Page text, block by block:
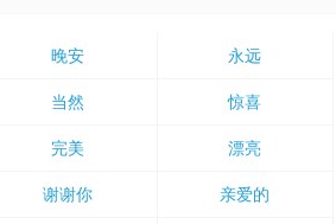
晚安 永远
当然 惊喜
完美 漂亮
谢谢你 亲爱的